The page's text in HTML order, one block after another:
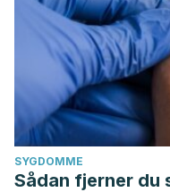
SYGDOMME
Sådan fjerner du